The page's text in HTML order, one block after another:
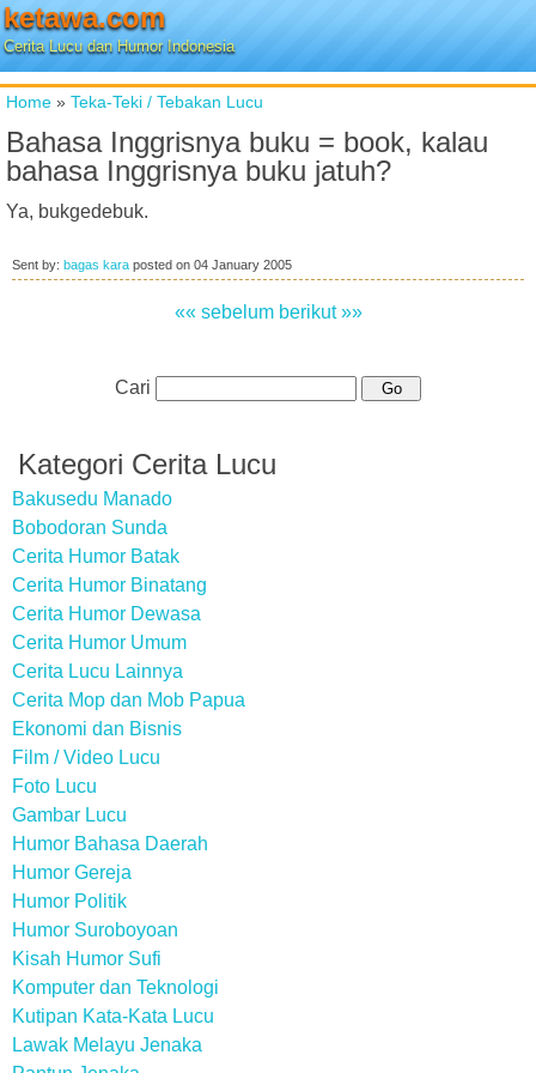
ketawa.com
Cerita Lucu dan Humor Indonesia
Home » Teka-Teki / Tebakan Lucu
Bahasa Inggrisnya buku = book, kalau
bahasa Inggrisnya buku jatuh?
Ya, bukgedebuk.
Sent by: bagas kara posted on 04 January 2005
«« sebelum berikut »»
Cari
Kategori Cerita Lucu
Bakusedu Manado
Bobodoran Sunda
Cerita Humor Batak
Cerita Humor Binatang
Cerita Humor Dewasa
Cerita Humor Umum
Cerita Lucu Lainnya
Cerita Mop dan Mob Papua
Ekonomi dan Bisnis
Film / Video Lucu
Foto Lucu
Gambar Lucu
Humor Bahasa Daerah
Humor Gereja
Humor Politik
Humor Suroboyoan
Kisah Humor Sufi
Komputer dan Teknologi
Kutipan Kata-Kata Lucu
Lawak Melayu Jenaka